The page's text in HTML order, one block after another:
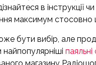
в інструкції
максимум стосовно
бути вибір, але
найпопулярніші паяльні